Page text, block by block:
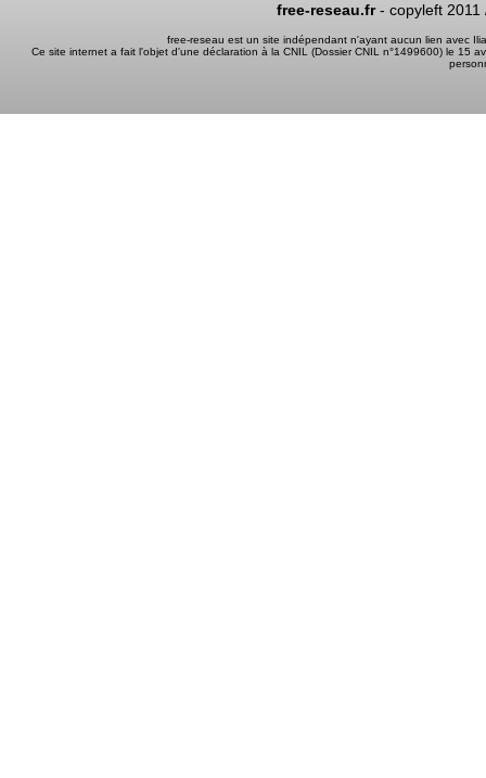
free-reseau.fr- copyleft 2011
free-reseau est un site indépendant n'ayant aucun lien avec
Ce site internet a fait l'objet d'une déclaration à la CNIL (Dossier CNIL n°1499600) le 15